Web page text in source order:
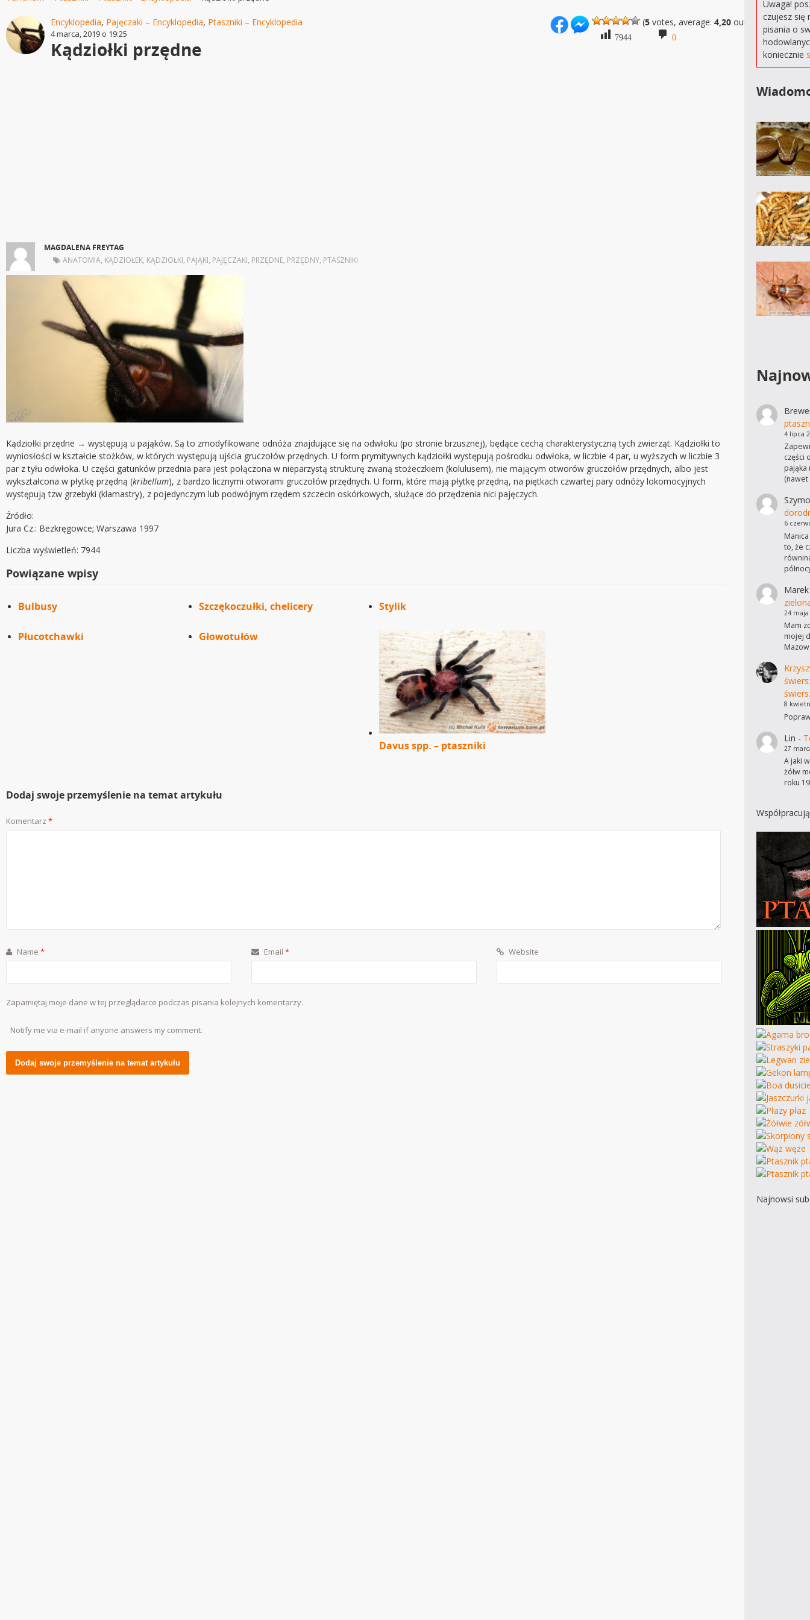
(5votes, average: 4,20out of 5)
7944 0
Encyklopedia, Pajęczaki – Encyklopedia, Ptaszniki – Encyklopedia
4 marca, 2019 o 19:25
Kądziołki przędne
MAGDALENA FREYTAG
ANATOMIA, KĄDZIOŁEK, KĄDZIOŁKI, PAJĄKI, PAJĘCZAKI, PRZĘDNE, PRZĘDNY, PTASZNIKI
Kądziołki przędne → występują u pająków. Są to zmodyfikowane odnóża znajdujące się na odwłoku (po stronie brzusznej), będące cechą charakterystyczną tych zwierząt. Kądziołki to
wyniosłości w kształcie stożków, w których występują ujścia gruczołów przędnych. U form prymitywnych kądziołki występują pośrodku odwłoka, w liczbie 4 par, u wyższych w liczbie 3
par z tyłu odwłoka. U części gatunków przednia para jest połączona w nieparzystą strukturę zwaną stożeczkiem (kolulusem), nie mającym otworów gruczołów przędnych, albo jest
wykształcona w płytkę przędną (kribellum), z bardzo licznymi otworami gruczołów przędnych. U form, które mają płytkę przędną, na piętkach czwartej pary odnóży lokomocyjnych
występują tzw grzebyki (klamastry), z pojedynczym lub podwójnym rzędem szczecin oskórkowych, służące do przędzenia nici pajęczych.
Źródło:
Jura Cz.: Bezkręgowce; Warszawa 1997
Liczba wyświetleń: 7944
Powiązane wpisy
Bulbusy Szczękoczułki, chelicery Stylik
Płucotchawki Głowotułów
Davus spp. – ptaszniki
Dodaj swoje przemyślenie na temat artykułu
Komentarz *
Name * Email * Website
Zapamiętaj moje dane w tej przeglądarce podczas pisania kolejnych komentarzy.
Notify me via e-mail if anyone answers my comment.
Uwaga!
czujesz się
pisania o
koniecznie
4 lipca
części
pająka
6
to, że
Marek
24 maja
Mam
mojej
8
Lin -
27
A jaki
żółw
roku
Najnowsi